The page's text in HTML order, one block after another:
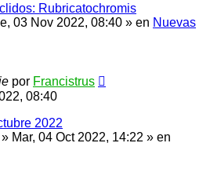
Rubricatochromis
03 Nov 2022, 08:40 » en Nuevas
por Francistrus
08:40
2022
» Mar, 04 Oct 2022, 14:22 » en